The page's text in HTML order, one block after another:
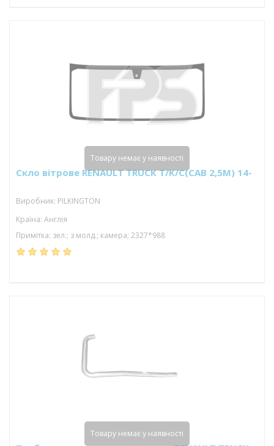
Скло вітрове RENAULT TRUCK T/K/C(CAB 2,5M) 14-
Виробник: PILKINGTON
Країна: Англія
Примітка: зел.; з молд.; камера; 2327*988
Товару немає у наявності
Товару немає у наявності